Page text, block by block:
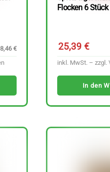
€
Flocken 6
25,39€
inkl. MwSt. – zzgl.
In den